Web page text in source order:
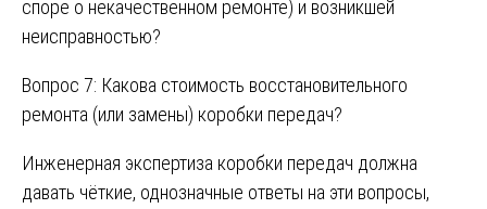
споре о некачественном ремонте) и возникшей
неисправностью?
Вопрос 7: Какова стоимость восстановительного
ремонта (или замены) коробки передач?
Инженерная экспертиза коробки передач должна
давать чёткие, однозначные ответы на эти вопросы,